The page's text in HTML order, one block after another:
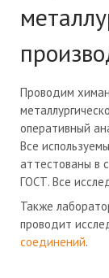
Проводим
оперативный
Все
аттестованы в
ГОСТ. Все
Также
проводит
соединений.